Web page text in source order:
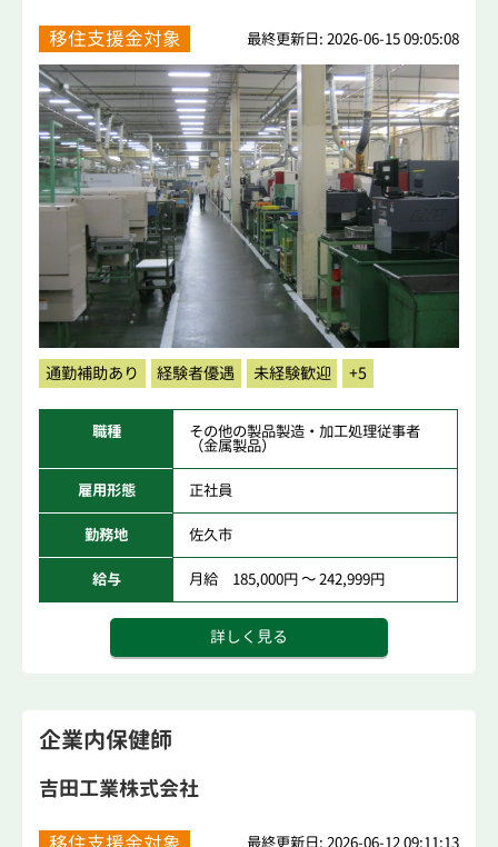
移住支援金対象 最終更新日: 2026-06-15 09:05:08
通勤補助あり 経験者優遇 未経験歓迎 +5
職種 その他の製品製造・加工処理従事者
（金属製品）
雇用形態 正社員
勤務地 佐久市
給与 月給 185,000円 ～ 242,999円
詳しく見る
企業内保健師
吉田工業株式会社
最終更新日: 2026-06-12 09:11:13